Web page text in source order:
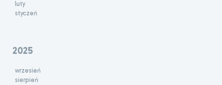
luty
styczeń
2025
wrzesień
sierpień